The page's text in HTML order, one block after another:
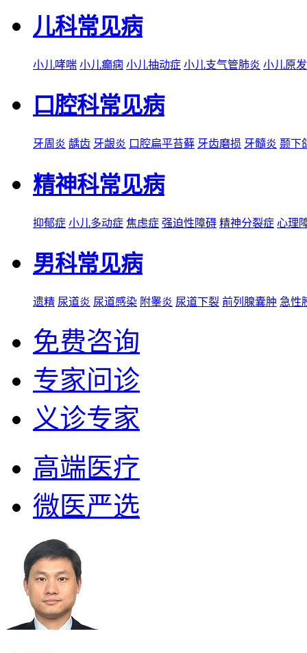
儿科常见病
小儿哮喘 小儿癫痫 小儿抽动症 小儿支气管肺炎 小儿原
口腔科常见病
牙周炎 龋齿 牙龈炎 口腔扁平苔藓 牙齿磨损 牙髓炎 颞下
精神科常见病
抑郁症 小儿多动症 焦虑症 强迫性障碍 精神分裂症 心理
男科常见病
遗精 尿道炎 尿道感染 附睾炎 尿道下裂 前列腺囊肿 急性
免费咨询
专家问诊
义诊专家
高端医疗
微医严选